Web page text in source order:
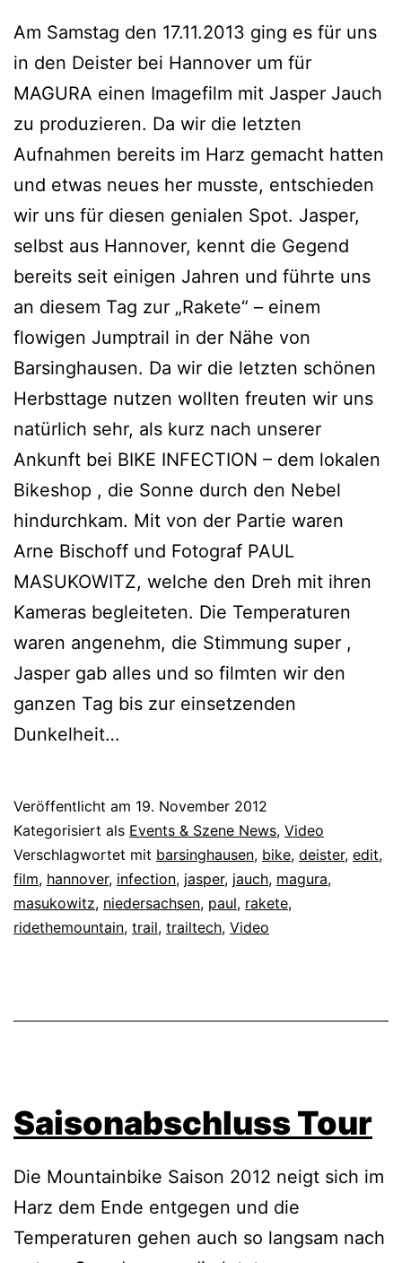
Am Samstag den 17.11.2013 ging es für uns
in den Deister bei Hannover um für
MAGURA einen Imagefilm mit Jasper Jauch
zu produzieren. Da wir die letzten
Aufnahmen bereits im Harz gemacht hatten
und etwas neues her musste, entschieden
wir uns für diesen genialen Spot. Jasper,
selbst aus Hannover, kennt die Gegend
bereits seit einigen Jahren und führte uns
an diesem Tag zur „Rakete“ – einem
flowigen Jumptrail in der Nähe von
Barsinghausen. Da wir die letzten schönen
Herbsttage nutzen wollten freuten wir uns
natürlich sehr, als kurz nach unserer
Ankunft bei BIKE INFECTION – dem lokalen
Bikeshop , die Sonne durch den Nebel
hindurchkam. Mit von der Partie waren
Arne Bischoff und Fotograf PAUL
MASUKOWITZ, welche den Dreh mit ihren
Kameras begleiteten. Die Temperaturen
waren angenehm, die Stimmung super ,
Jasper gab alles und so filmten wir den
ganzen Tag bis zur einsetzenden
Dunkelheit…
Veröffentlicht am 19. November 2012
Kategorisiert als Events & Szene News, Video
Verschlagwortet mit barsinghausen, bike, deister, edit,
film, hannover, infection, jasper, jauch, magura,
masukowitz, niedersachsen, paul, rakete,
ridethemountain, trail, trailtech, Video
Saisonabschluss Tour
Die Mountainbike Saison 2012 neigt sich im
Harz dem Ende entgegen und die
Temperaturen gehen auch so langsam nach